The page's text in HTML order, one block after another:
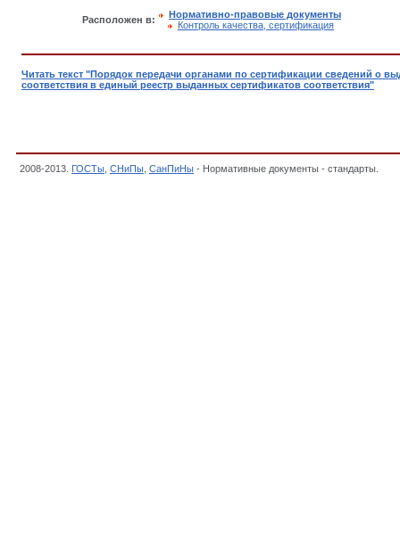
Расположен в:
Нормативно-правовые документы
Контpоль качества, сеpтификация
Читать текст "Порядок передачи органами по сертификации сведений о
соответствия в единый реестр выданных сертификатов соответствия"
2008-2013. ГОСТы СНиПы СанПиНы - Нормативные документы - стандарты.